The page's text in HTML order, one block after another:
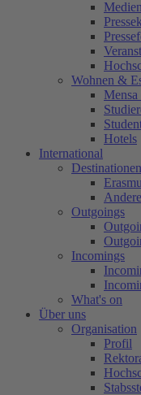
Wohnen &
Mensa
Hotels
International
Destinationen
Outgoings
Incomings
What's on
Über uns
Organisation
Profil